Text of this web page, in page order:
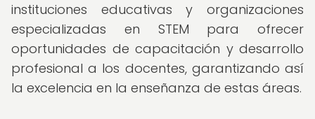
instituciones educativas y organizaciones
especializadas en STEM para ofrecer
oportunidades de capacitación y desarrollo
profesional a los docentes, garantizando así
la excelencia en la enseñanza de estas áreas.